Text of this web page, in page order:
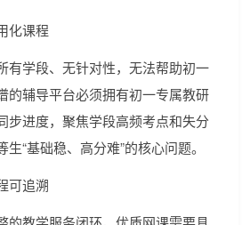
化课程
有学段、无针对性，无法帮助初一
的辅导平台必须拥有初一专属教研
步进度，聚焦学段高频考点和失分
“基础稳、高分难”的核心问题。
可追溯